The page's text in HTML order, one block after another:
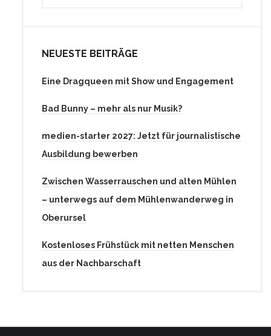
NEUESTE BEITRÄGE
Eine Dragqueen mit Show und Engagement
Bad Bunny – mehr als nur Musik?
medien-starter 2027: Jetzt für journalistische
Ausbildung bewerben
Zwischen Wasserrauschen und alten Mühlen
– unterwegs auf dem Mühlenwanderweg in
Oberursel
Kostenloses Frühstück mit netten Menschen
aus der Nachbarschaft